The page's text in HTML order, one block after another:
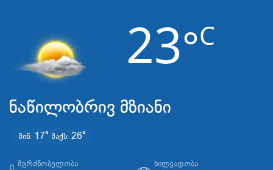
23°C
ნაწილობრივ მზიანი
მინ: 17° მაქს: 26°
ᲛᲒᲠᲫᲜᲝᲑᲔᲚᲝᲑᲐ ᲮᲘᲚᲕᲐᲓᲝᲑᲐ